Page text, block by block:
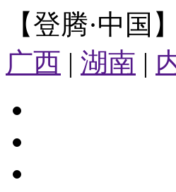
【登腾·中国
广西 | 湖南 |